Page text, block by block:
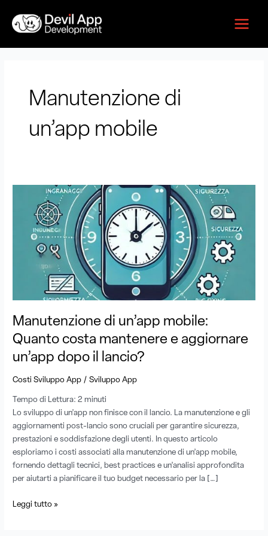
contenuto
Manutenzione di
un’app mobile
Manutenzione di un’app mobile:
Quanto costa mantenere e aggiornare
un’app dopo il lancio?
Costi Sviluppo App /Sviluppo App
Tempo di Lettura:2 minuti
Lo sviluppo di un’app non finisce con il lancio. La manutenzione e gli
aggiornamenti post-lancio sono cruciali per garantire sicurezza,
prestazioni e soddisfazione degli utenti. In questo articolo
esploriamo i costi associati alla manutenzione di un’app mobile,
fornendo dettagli tecnici, best practices e un’analisi approfondita
per aiutarti a pianificare il tuo budget necessario per la […]
Manutenzione
un’app
mobile:
Quanto
mantenere
aggiornare
dopo
il
Leggi tutto »